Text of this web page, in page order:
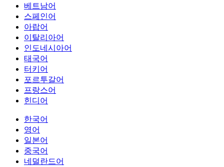
베트남어
스페인어
아랍어
이탈리아어
인도네시아어
태국어
터키어
포르투갈어
프랑스어
힌디어
한국어
영어
일본어
중국어
네덜란드어